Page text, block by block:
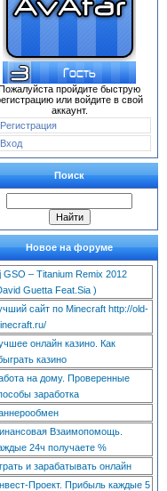
пройдите быструю
или войдите в свой
аккаунт.
Регистрация
Вход
Поиск
Новое на форуме
GSO – Titanium Remix 2012
Guetta Feat.Sia )
сайт по Minecraft http://old-
онлайн казино. Как
казино
на дому. Проверенные
заработка
Взаимопомощь.
24ч получаете %
и зарабатывать онлайн
Проект. Прибыль каждые 5